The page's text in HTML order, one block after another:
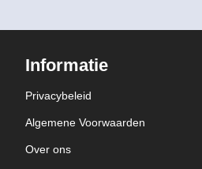
Informatie
Privacybeleid
Algemene Voorwaarden
Over ons